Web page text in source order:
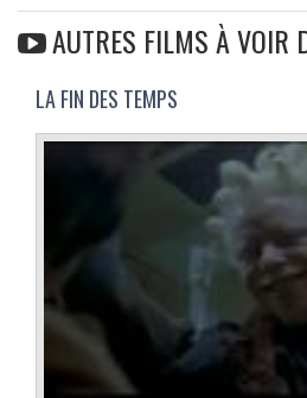
AUTRES FILMS À VOIR
LA FIN DES TEMPS